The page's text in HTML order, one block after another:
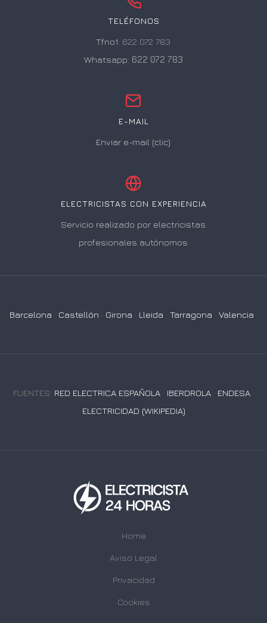
TELÉFONOS
Tfno1: 622 072 783
Whatsapp: 622 072 783
E-MAIL
Enviar e-mail (clic)
ELECTRICISTAS CON EXPERIENCIA
Servicio realizado por electricistas
profesionales autónomos
Barcelona · Castellón · Girona · Lleida · Tarragona · Valencia ·
FUENTES: RED ELECTRICA ESPAÑOLA· IBERDROLA· ENDESA·
ELECTRICIDAD (WIKIPEDIA)
Home
Aviso Legal
Privacidad
Cookies